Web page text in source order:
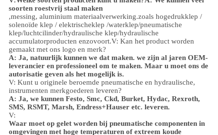
soorten roestvrij staal maken
,messing, aluminium materiaalverwerking.zoals hogedrukklep /
solenoïde klep / elektrischeklep /waterklep/pneumatische
klep/luchtcilinder/hydraulische klep/hydraulische
accumulatorproducten enzovoort.V: Kan het product worden
gemaakt met ons logo en merk?
A: Ja, natuurlijk kunnen we dat maken. we zijn al jaren OEM-
leverancier en professioneel om te maken. Maar u moet ons de
autorisatie geven als het mogelijk is.
V: Kunt u originele beroemde pneumatische en hydraulische,
instrumenten merkgoederen leveren?
A: Ja, we kunnen Festo, Smc, Ckd, Burket, Hydac, Rexroth,
SMS, RSMT, Marsh, Endress+Hauser etc. leveren.
V:
Waar moet op gelet worden bij pneumatische componenten in
omgevingen met hoge temperaturen of extreem koude